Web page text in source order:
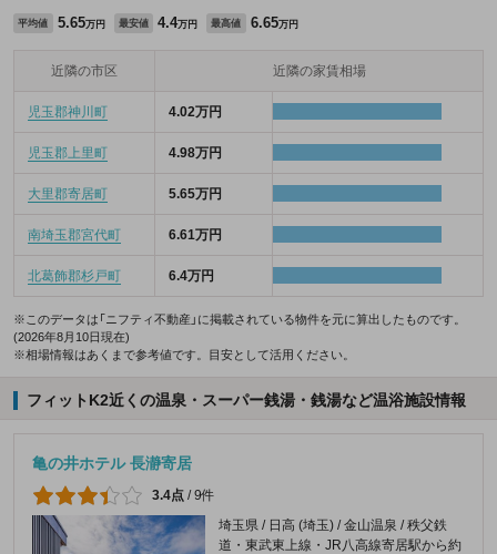
平均値 5.65万円 最安値 4.4万円 最高値 6.65万円
近隣の市区 近隣の家賃相場
児玉郡神川町 4.02万円
児玉郡上里町 4.98万円
大里郡寄居町 5.65万円
南埼玉郡宮代町 6.61万円
北葛飾郡杉戸町 6.4万円
※このデータは「ニフティ不動産」に掲載されている物件を元に算出したものです。
(2026年8月10日現在)
※相場情報はあくまで参考値です。目安として活用ください。
フィットK2近くの温泉・スーパー銭湯・銭湯など温浴施設情報
亀の井ホテル 長瀞寄居
3.4点 /9件
埼玉県 / 日高 (埼玉) / 金山温泉 / 秩父鉄
道・東武東上線・JR八高線寄居駅から約